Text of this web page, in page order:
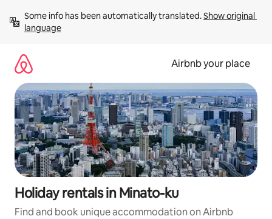
content
Some info has been automatically translated. Show original
language
Airbnb your place
Holiday rentals in Minato-ku
Find and book unique accommodation on Airbnb